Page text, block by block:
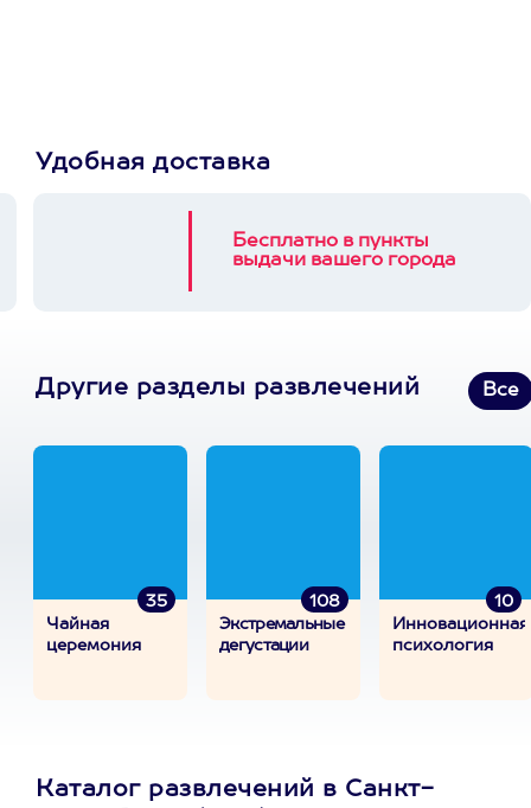
Удобная доставка
Бесплатно в пункты
выдачи вашего города
Другие разделы развлечений Все
35
Чайная
церемония
108
Экстремальные
дегустации
10
Инновационная
психология
Каталог развлечений в Санкт-